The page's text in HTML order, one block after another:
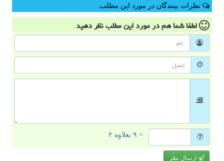
نظرات بینندگان در مورد این مطلب
لطفا شما همدر مورد این مطلبنظر دهید
= ۹ بعلاوه ۲
ارسال نظر